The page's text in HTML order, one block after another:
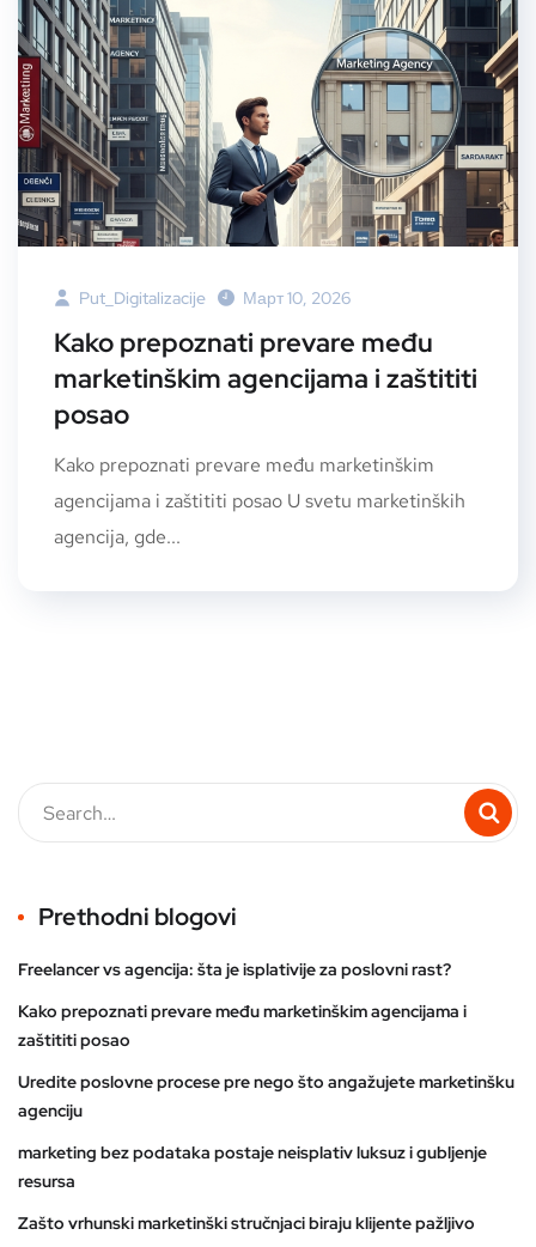
Put_Digitalizacije Март 10, 2026
Kako prepoznati prevare među
marketinškim agencijama i zaštititi
posao
Kako prepoznati prevare među marketinškim
agencijama i zaštititi posao U svetu marketinških
agencija, gde...
Prethodni blogovi
Freelancer vs agencija: šta je isplativije za poslovni rast?
Kako prepoznati prevare među marketinškim agencijama i
zaštititi posao
Uredite poslovne procese pre nego što angažujete marketinšku
agenciju
marketing bez podataka postaje neisplativ luksuz i gubljenje
resursa
Zašto vrhunski marketinški stručnjaci biraju klijente pažljivo